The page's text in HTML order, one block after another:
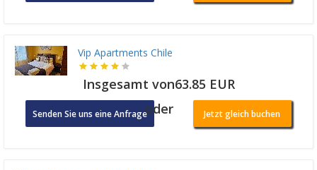
Vip Apartments Chile
Insgesamt von63.85 EUR
Senden Sie uns eine Anfrageoder Jetzt gleich buchen